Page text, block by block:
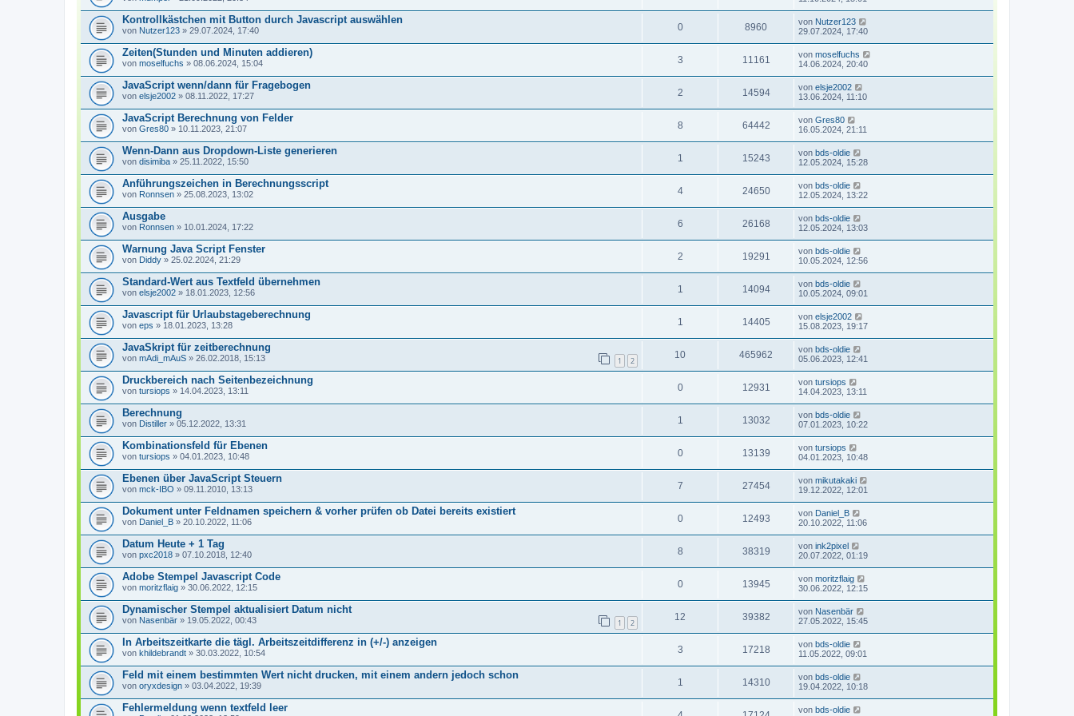
Kontrollkästchen mit Button durch Javascript auswählen
von Nutzer123 » 29.07.2024, 17:40 0 8960 von Nutzer123
29.07.2024, 17:40
Zeiten(Stunden und Minuten addieren)
von moselfuchs » 08.06.2024, 15:04 3 11161 von moselfuchs
14.06.2024, 20:40
JavaScript wenn/dann für Fragebogen
von elsje2002 » 08.11.2022, 17:27 2 14594 von elsje2002
13.06.2024, 11:10
JavaScript Berechnung von Felder
von Gres80 » 10.11.2023, 21:07 8 64442 von Gres80
16.05.2024, 21:11
Wenn-Dann aus Dropdown-Liste generieren
von disimiba » 25.11.2022, 15:50 1 15243 von bds-oldie
12.05.2024, 15:28
Anführungszeichen in Berechnungsscript
von Ronnsen » 25.08.2023, 13:02 4 24650 von bds-oldie
12.05.2024, 13:22
Ausgabe
von Ronnsen » 10.01.2024, 17:22 6 26168 von bds-oldie
12.05.2024, 13:03
Warnung Java Script Fenster
von Diddy » 25.02.2024, 21:29 2 19291 von bds-oldie
10.05.2024, 12:56
Standard-Wert aus Textfeld übernehmen
von elsje2002 » 18.01.2023, 12:56 1 14094 von bds-oldie
10.05.2024, 09:01
Javascript für Urlaubstageberechnung
von eps » 18.01.2023, 13:28 1 14405 von elsje2002
15.08.2023, 19:17
JavaSkript für zeitberechnung
von mAdi_mAuS » 26.02.2018, 15:13 1 2
10 465962 von bds-oldie
05.06.2023, 12:41
Druckbereich nach Seitenbezeichnung
von tursiops » 14.04.2023, 13:11 0 12931 von tursiops
14.04.2023, 13:11
Berechnung
von Distiller » 05.12.2022, 13:31 1 13032 von bds-oldie
07.01.2023, 10:22
Kombinationsfeld für Ebenen
von tursiops » 04.01.2023, 10:48 0 13139 von tursiops
04.01.2023, 10:48
Ebenen über JavaScript Steuern
von mck-IBO » 09.11.2010, 13:13 7 27454 von mikutakaki
19.12.2022, 12:01
Dokument unter Feldnamen speichern & vorher prüfen ob Datei bereits existiert
von Daniel_B » 20.10.2022, 11:06 0 12493 von Daniel_B
20.10.2022, 11:06
Datum Heute + 1 Tag
von pxc2018 » 07.10.2018, 12:40 8 38319 von ink2pixel
20.07.2022, 01:19
Adobe Stempel Javascript Code
von moritzflaig » 30.06.2022, 12:15 0 13945 von moritzflaig
30.06.2022, 12:15
Dynamischer Stempel aktualisiert Datum nicht
von Nasenbär » 19.05.2022, 00:43 1 2
12 39382 von Nasenbär
27.05.2022, 15:45
In Arbeitszeitkarte die tägl. Arbeitszeitdifferenz in (+/-) anzeigen
von khildebrandt » 30.03.2022, 10:54 3 17218 von bds-oldie
11.05.2022, 09:01
Feld mit einem bestimmten Wert nicht drucken, mit einem andern jedoch schon
von oryxdesign » 03.04.2022, 19:39 1 14310 von bds-oldie
19.04.2022, 10:18
Fehlermeldung wenn textfeld leer von bds-oldie